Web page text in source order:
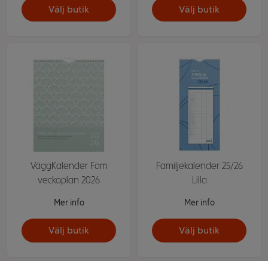
Välj butik Välj butik
VäggKalender Fam
veckoplan 2026
Mer info
Välj butik
Familjekalender 25/26
Lilla
Mer info
Välj butik